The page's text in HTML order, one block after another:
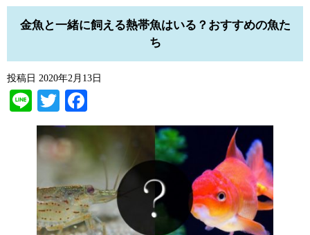
金魚と一緒に飼える熱帯魚はいる？おすすめの魚た
ち
投稿日 2020年2月13日
LineTwitter